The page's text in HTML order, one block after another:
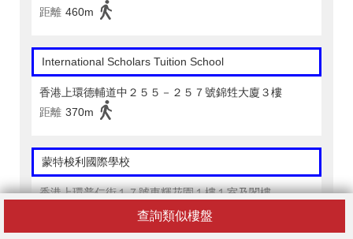
查詢類似樓盤
距離 460m
International Scholars Tuition School
香港上環德輔道中２５５－２５７號錦甡大廈３樓
距離 370m
蒙特梭利國際學校
香港上環普仁街１７號東輝花園１樓１室及閣樓